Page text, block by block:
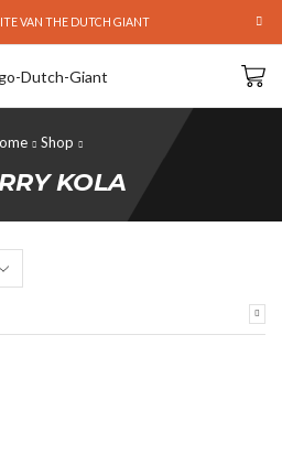
VAN THE DUTCH GIANT
Shop
KOLA